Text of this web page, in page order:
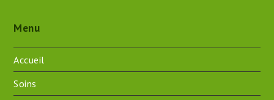
Menu
Accueil
Soins